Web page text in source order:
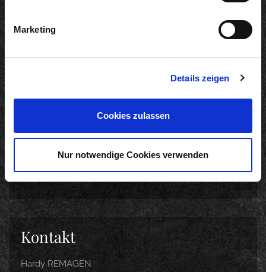
Marketing
Details zeigen
Cookies zulassen
Nur notwendige Cookies verwenden
Produkte
Karriere
Kontakt
Hardy REMAGEN